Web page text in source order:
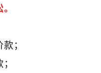
；